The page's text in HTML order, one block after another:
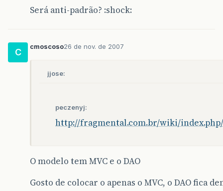
Será anti-padrão? :shock:
C
cmoscoso26 de nov. de 2007
jjose:
peczenyj:
http://fragmental.com.br/wiki/index.php/
O modelo tem MVC e o DAO
Gosto de colocar o apenas o MVC, o DAO fica